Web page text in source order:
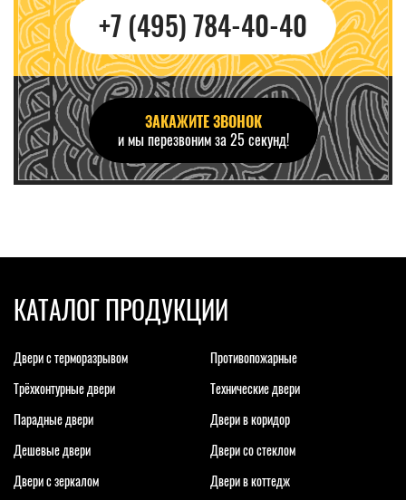
+7 (495) 784-40-40
ЗАКАЖИТЕ ЗВОНОК
и мы перезвоним за 25 секунд!
КАТАЛОГ ПРОДУКЦИИ
Двери с терморазрывом
Противопожарные
Трёхконтурные двери
Технические двери
Парадные двери
Двери в коридор
Дешевые двери
Двери со стеклом
Двери с зеркалом
Двери в коттедж